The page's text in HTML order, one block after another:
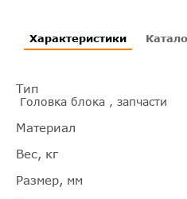
Характеристики
Тип
Головка блока , запчасти
Материал
Вес, кг
Размер, мм